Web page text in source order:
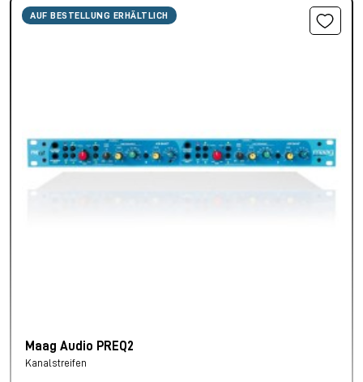
AUF BESTELLUNG ERHÄLTLICH
Maag Audio PREQ2
Kanalstreifen